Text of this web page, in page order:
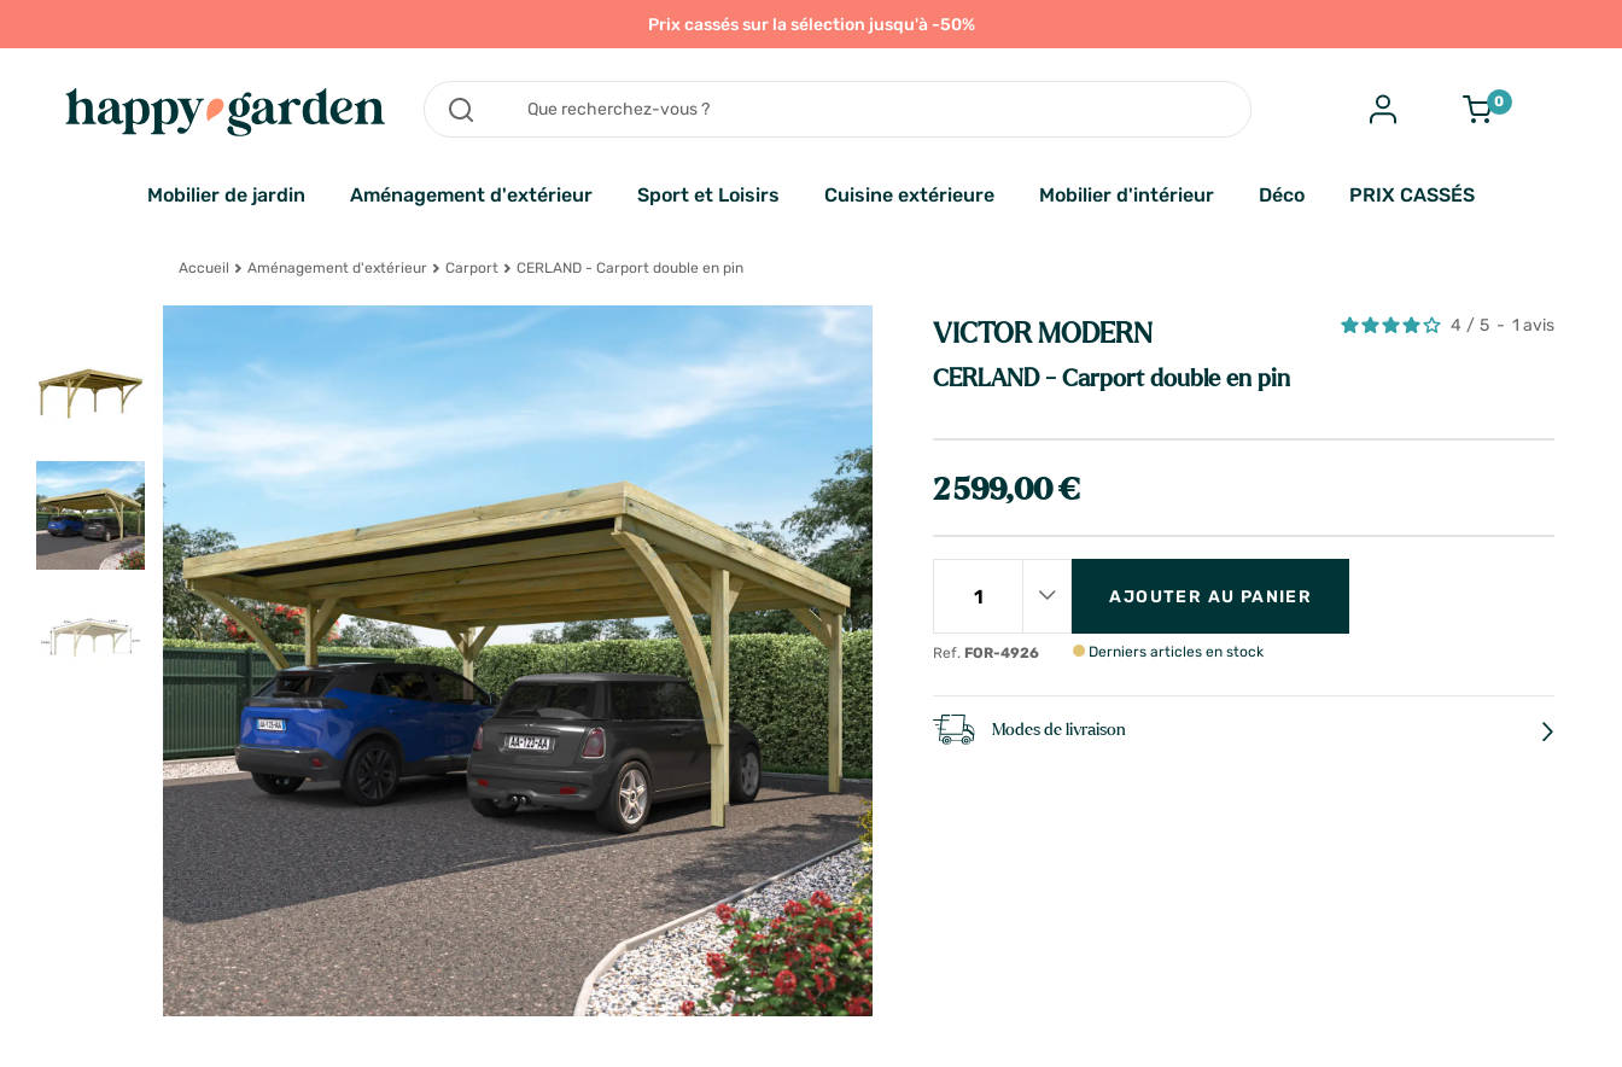
Prix cassés sur la sélection jusqu'à -50%
0
Mobilier de jardin Aménagement d'extérieur Sport et Loisirs Cuisine extérieure Mobilier d'intérieur Déco PRIX CASSÉS
Accueil Aménagement d'extérieur Carport CERLAND - Carport double en pin
VICTOR MODERN
CERLAND - Carport double en pin
4 / 5 - 1avis
2 599,00 €
Ref. FOR-4926
AJOUTER AU PANIER
Derniers articles en stock
Modes de livraison